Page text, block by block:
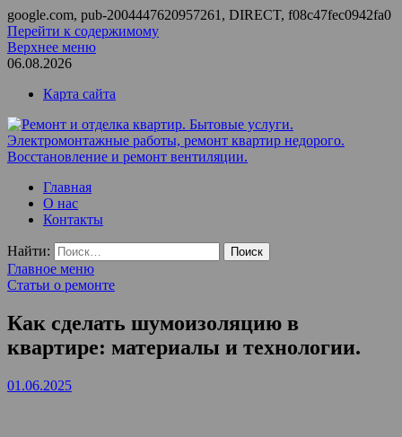
google.com, pub-2004447620957261, DIRECT, f08c47fec0942fa0
Перейти к содержимому
Верхнее меню
06.08.2026
Карта сайта
Ремонт и отделка квартир. Бытовые услуги.
Электромонтажные работы, ремонт квартир недорого.
Восстановление и ремонт вентиляции.
ООО Домус — ремонт квартир, обслуживание и ремонт
вентиляции, монтаж систем приточной вентиляции.
Главная
О нас
Контакты
Найти:
Главное меню
Статьи о ремонте
Как сделать шумоизоляцию в
квартире: материалы и технологии.
01.06.2025